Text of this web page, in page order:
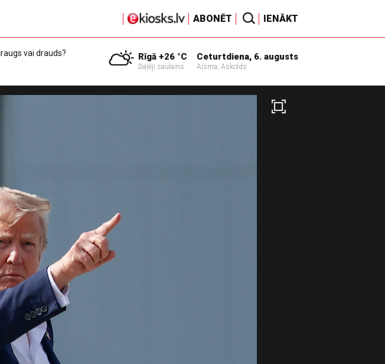
ABONĒT IENĀKT
vai drauds?
Rīgā +26 °C
Daļēji saulains
Ceturtdiena, 6. augusts
Aisma, Askolds